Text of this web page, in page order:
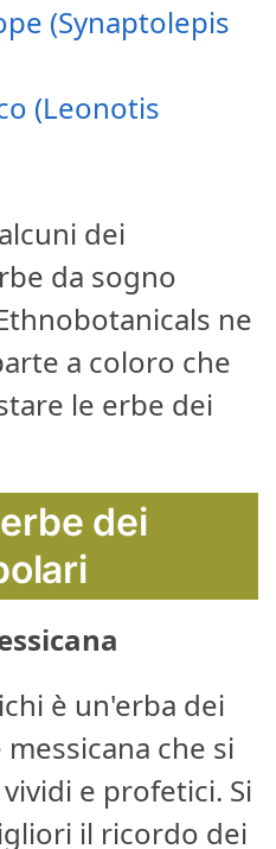
(Synaptolepis
(Leonotis
dei
da sogno
ne
a coloro che
le erbe dei
dei
è un'erba dei
che si
e profetici. Si
il ricordo dei